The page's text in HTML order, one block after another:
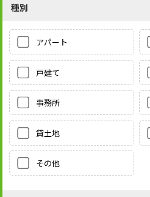
種別
アパート
戸建て
事務所
貸土地
その他